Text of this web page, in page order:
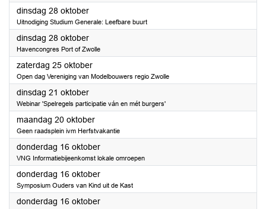
dinsdag 28 oktober2025
Uitnodiging Studium Generale: Leefbare buurt
dinsdag 28 oktober2025
Havencongres Port of Zwolle
zaterdag 25 oktober2025
Open dag Vereniging van Modelbouwers regio Zwolle
dinsdag 21 oktober2025
Webinar 'Spelregels participatie ván en mét burgers'
maandag 20 oktober2025
Geen raadsplein ivm Herfstvakantie
donderdag 16 oktober2025
VNG Informatiebijeenkomst lokale omroepen
donderdag 16 oktober2025
Symposium Ouders van Kind uit de Kast
donderdag 16 oktober2025